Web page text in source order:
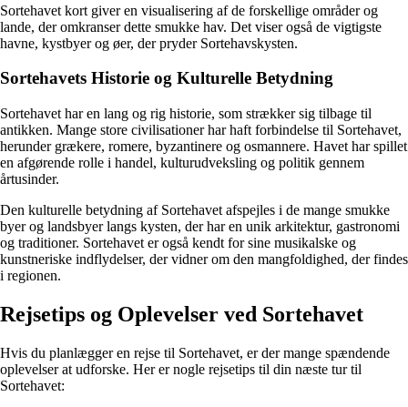
Sortehavet kort giver en visualisering af de forskellige områder og
lande, der omkranser dette smukke hav. Det viser også de vigtigste
havne, kystbyer og øer, der pryder Sortehavskysten.
Sortehavets Historie og Kulturelle Betydning
Sortehavet har en lang og rig historie, som strækker sig tilbage til
antikken. Mange store civilisationer har haft forbindelse til Sortehavet,
herunder grækere, romere, byzantinere og osmannere. Havet har spillet
en afgørende rolle i handel, kulturudveksling og politik gennem
årtusinder.
Den kulturelle betydning af Sortehavet afspejles i de mange smukke
byer og landsbyer langs kysten, der har en unik arkitektur, gastronomi
og traditioner. Sortehavet er også kendt for sine musikalske og
kunstneriske indflydelser, der vidner om den mangfoldighed, der findes
i regionen.
Rejsetips og Oplevelser ved Sortehavet
Hvis du planlægger en rejse til Sortehavet, er der mange spændende
oplevelser at udforske. Her er nogle rejsetips til din næste tur til
Sortehavet: